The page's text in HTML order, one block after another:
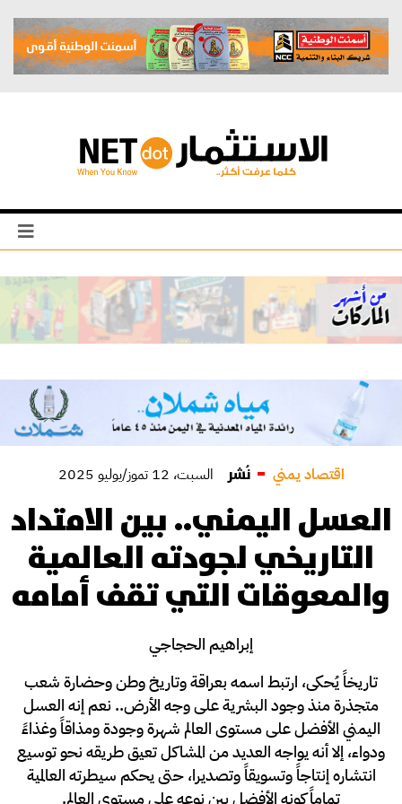
اقتصاد يمني نُشر السبت، 12 تموز/يوليو 2025
العسل اليمني.. بين الامتداد
التاريخي لجودته العالمية
والمعوقات التي تقف أمامه
إبراهيم الحجاجي
تاريخاً يُحكى، ارتبط اسمه بعراقة وتاريخ وطن وحضارة شعب
متجذرة منذ وجود البشرية على وجه الأرض.. نعم إنه العسل
اليمني الأفضل على مستوى العالم شهرة وجودة ومذاقاً وغذاءً
ودواء، إلا أنه يواجه العديد من المشاكل تعيق طريقه نحو توسيع
انتشاره إنتاجاً وتسويقاً وتصديرا، حتى يحكم سيطرته العالمية
تماماً كونه الأفضل بين نوعه على مستوى العالم.